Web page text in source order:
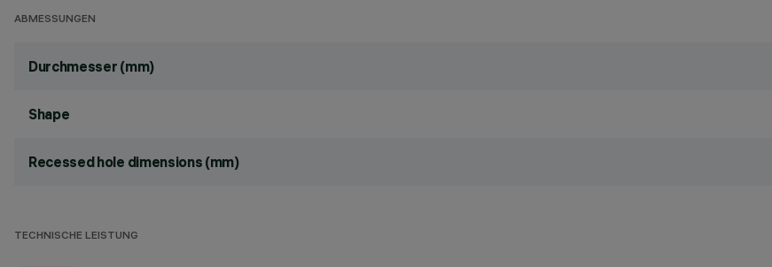
ABMESSUNGEN
Durchmesser (mm)
Shape
Recessed hole dimensions (mm)
TECHNISCHE LEISTUNG